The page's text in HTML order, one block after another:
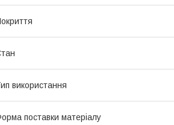
використання
поставки матеріалу